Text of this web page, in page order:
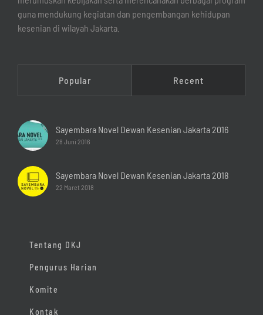
guna mendukung kegiatan dan pengembangan kehidupan
kesenian di wilayah Jakarta.
Popular Recent
Sayembara Novel Dewan Kesenian Jakarta 2016
28 Juni 2016
Sayembara Novel Dewan Kesenian Jakarta 2018
22 Maret 2018
Tentang DKJ
Pengurus Harian
Komite
Kontak